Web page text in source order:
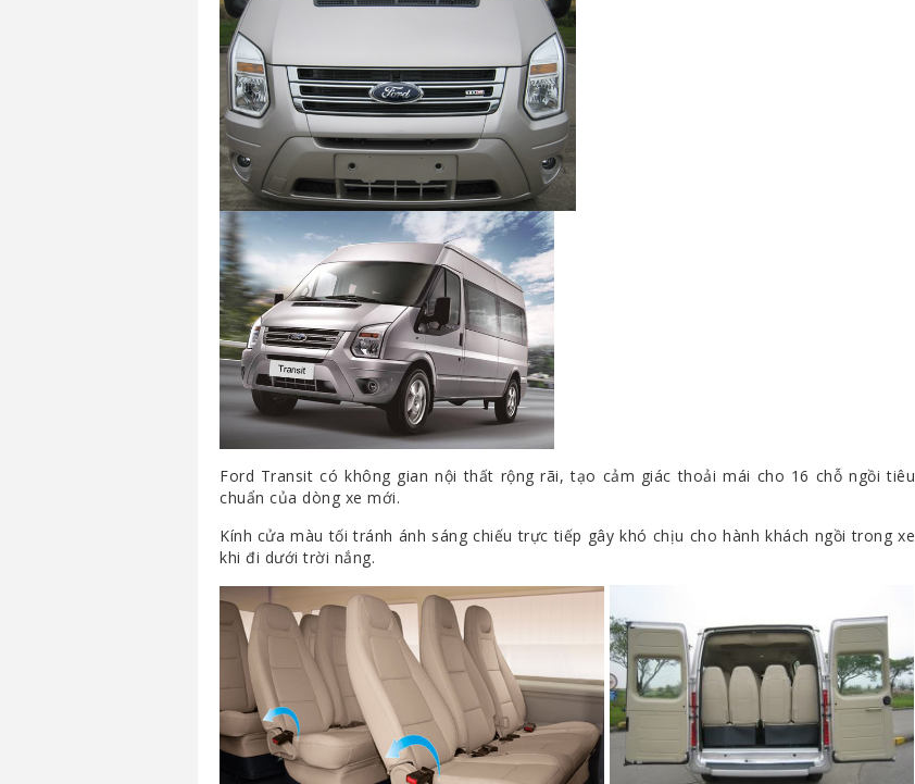
Ford Transit có không gian nội thất rộng rãi, tạo cảm giác thoải mái cho 16 chỗ ngồi tiêu
chuẩn của dòng xe mới.
Kính cửa màu tối tránh ánh sáng chiếu trực tiếp gây khó chịu cho hành khách ngồi trong xe
khi đi dưới trời nắng.